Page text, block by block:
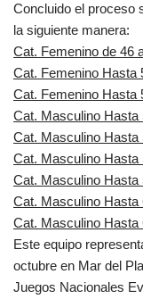
Concluido el proceso
la siguiente manera:
Cat. Femenino de 46
Cat. Femenino Hasta
Cat. Femenino Hasta
Cat. Masculino Hasta
Cat. Masculino Hasta
Cat. Masculino Hasta
Cat. Masculino Hasta
Cat. Masculino Hasta
Cat. Masculino Hasta
Este equipo
octubre en Mar del
Juegos Nacionales